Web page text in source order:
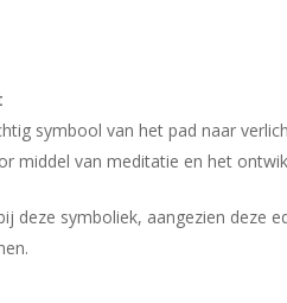
symbool van het pad naar
middel van meditatie en het
deze symboliek, aangezien deze